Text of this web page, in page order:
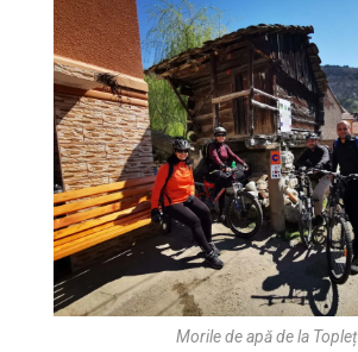
Morile de apă de la Topleț